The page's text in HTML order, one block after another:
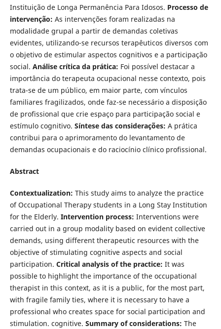
Instituição de Longa Permanência Para Idosos. Processo de
intervenção: As intervenções foram realizadas na
modalidade grupal a partir de demandas coletivas
evidentes, utilizando-se recursos terapêuticos diversos com
o objetivo de estimular aspectos cognitivos e a participação
social. Análise crítica da prática: Foi possível destacar a
importância do terapeuta ocupacional nesse contexto, pois
trata-se de um público, em maior parte, com vínculos
familiares fragilizados, onde faz-se necessário a disposição
de profissional que crie espaço para participação social e
estímulo cognitivo. Síntese das considerações: A prática
contribui para o aprimoramento do levantamento de
demandas ocupacionais e do raciocínio clínico profissional.
Abstract
Contextualization: This study aims to analyze the practice
of Occupational Therapy students in a Long Stay Institution
for the Elderly. Intervention process: Interventions were
carried out in a group modality based on evident collective
demands, using different therapeutic resources with the
objective of stimulating cognitive aspects and social
participation. Critical analysis of the practice: It was
possible to highlight the importance of the occupational
therapist in this context, as it is a public, for the most part,
with fragile family ties, where it is necessary to have a
professional who creates space for social participation and
stimulation. cognitive. Summary of considerations: The